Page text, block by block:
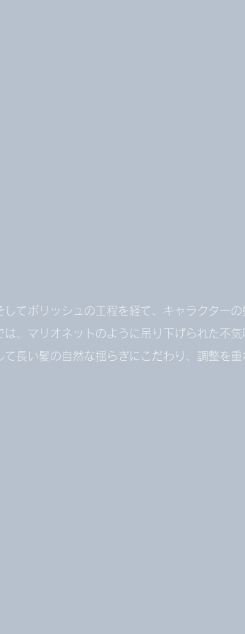
てポリッシュの工程を経て、キャラクター
、マリオネットのように吊り下げられた不
長い髪の自然な揺らぎにこだわり、調整を重